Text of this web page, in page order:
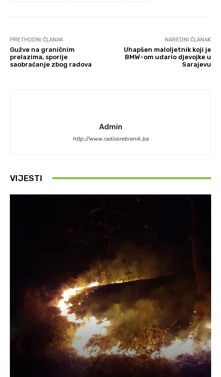
PRETHODNI ČLANAK
Gužve na graničnim
prelazima, sporije
saobraćanje zbog radova
NAREDNI ČLANAK
Uhapšen maloljetnik koji je
BMW-om udario djevojke u
Sarajevu
Admin
http://www.radiosrebrenik.ba
VIJESTI